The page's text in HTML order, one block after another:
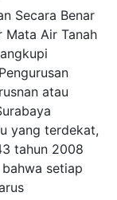
Secara Benar
Mata Air Tanah
atau
yang terdekat,
tahun 2008
setiap